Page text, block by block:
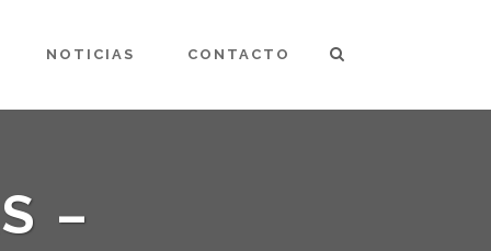
NOTICIAS CONTACTO
–